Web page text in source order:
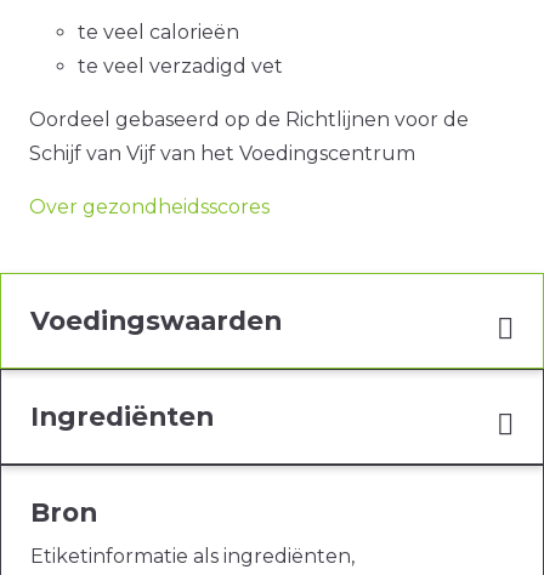
te veel calorieën
te veel verzadigd vet
Oordeel gebaseerd op de Richtlijnen voor de
Schijf van Vijf van het Voedingscentrum
Over gezondheidsscores
Voedingswaarden
Ingrediënten
Bron
Etiketinformatie als ingrediënten,